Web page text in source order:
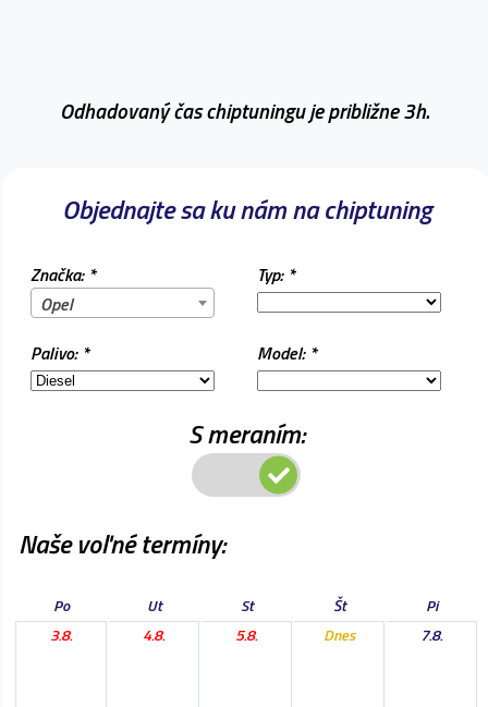
Odhadovaný čas chiptuningu je približne 3h.
Objednajte sa ku nám na chiptuning
Značka: *
Opel
Typ: *
Palivo: * Model: *
S meraním:
Naše voľné termíny:
Po Ut St Št
Pi
3.8.
4.8. 5.8. Dnes 7.8.